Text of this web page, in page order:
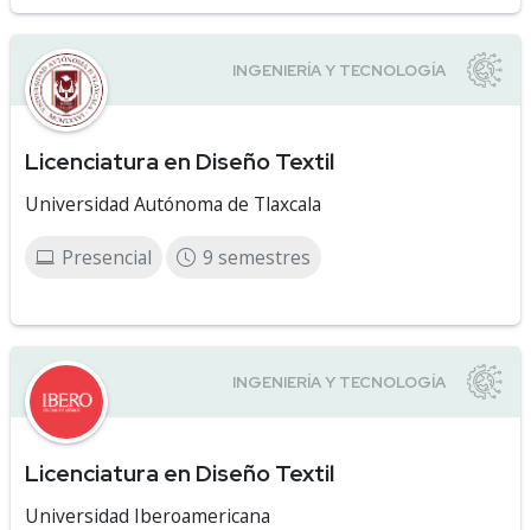
Licenciatura en Diseño Textil
Universidad Autónoma de Tlaxcala
Presencial 9 semestres
Licenciatura en Diseño Textil
Universidad Iberoamericana